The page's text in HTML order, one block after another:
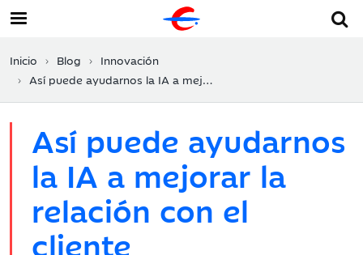
Inicio Blog
Innovación
Así puede ayudarnos la IA a mejorar la relación con el cliente
Así puede ayudarnos
la IA a mejorar la
relación con el
cliente